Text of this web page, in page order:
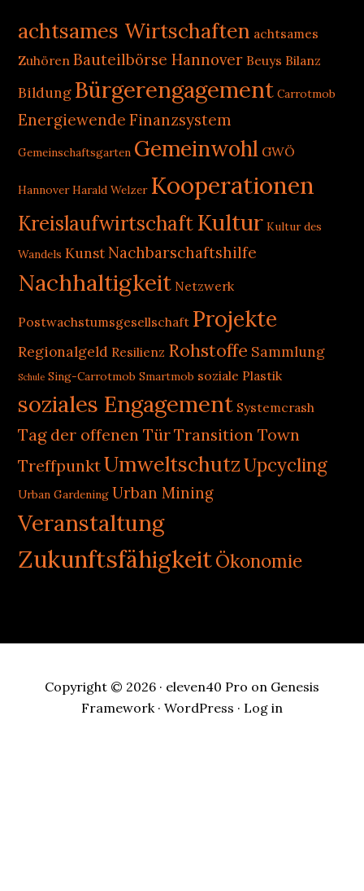
achtsames Wirtschaften achtsames
Zuhören Bauteilbörse Hannover Beuys Bilanz
Bildung Bürgerengagement Carrotmob
Energiewende Finanzsystem
Gemeinschaftsgarten Gemeinwohl GWÖ
Hannover Harald Welzer Kooperationen
KreislaufwirtschaftKultur Kultur des
Wandels KunstNachbarschaftshilfe
Nachhaltigkeit Netzwerk
Postwachstumsgesellschaft Projekte
Regionalgeld Resilienz Rohstoffe Sammlung
Schule Sing-Carrotmob Smartmob soziale Plastik
soziales Engagement Systemcrash
Tag der offenen TürTransition Town
TreffpunktUmweltschutzUpcycling
Urban Gardening Urban Mining
Veranstaltung
ZukunftsfähigkeitÖkonomie
Copyright © 2026 · eleven40 Pro on Genesis
Framework· WordPress · Log in